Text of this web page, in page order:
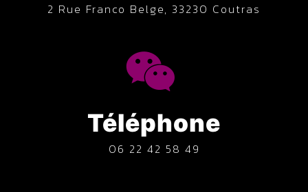
2 Rue Franco Belge, 33230 Coutras
Téléphone
06 22 42 58 49